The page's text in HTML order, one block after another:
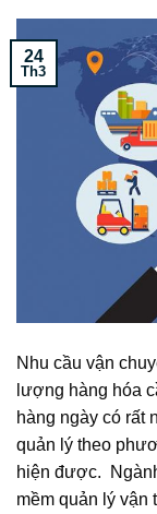
24
Th3
Nhu cầu vận
lượng hàng hóa
hàng ngày có rất
quản lý theo
hiện được.
mềm quản lý vận